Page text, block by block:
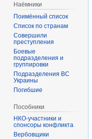
Наёмники
Поимённый список
Список по странам
Совершили
преступления
Боевые
подразделения и
группировки
Подразделения ВС
Украины
Погибшие
Пособники
спонсоры конфликта
‏‎Вербовщики